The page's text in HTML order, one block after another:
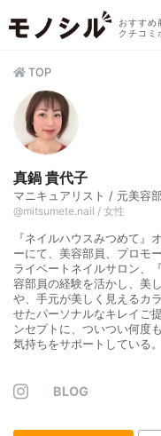
おすすめ
クチコミ
TOP
真鍋 貴代子
マニキュアリスト / 元美容
@mitsumete.nail / 女性
『ネイルハウスみつめて』
ーにて、美容部員、プロモ
ライベートネイルサロン、
容部員の経験を活かし、美
や、手元が美しく見えるカ
せたパーソナルなキレイご
ンセプトに、ついつい何度
気持ちをサポートしている。
BLOG